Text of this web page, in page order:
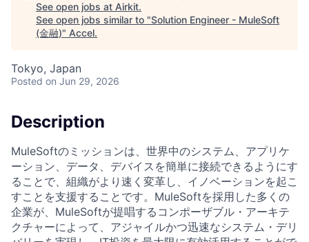
See open jobs at Airkit.
See open jobs similar to "Solution Engineer - MuleSoft
(金融)" Accel.
Tokyo, Japan
Posted on Jun 29, 2026
Description
MuleSoftのミッションは、世界中のシステム、アプリケ
ーション、データ、デバイスを簡単に接続できるようにす
ることで、組織がより速く変革し、イノベーションを起こ
すことを支援することです。MuleSoftを採用した多くの
企業が、MuleSoftが提唱するコンポーザブル・アーキテ
クチャーによって、アジャイルかつ迅速なシステム・デリ